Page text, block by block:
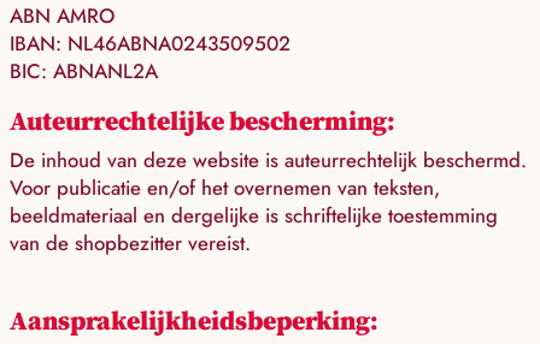
ABN AMRO
IBAN: NL46ABNA0243509502
BIC: ABNANL2A
Auteurrechtelijke bescherming:
De inhoud van deze website is auteurrechtelijk beschermd.
Voor publicatie en/of het overnemen van teksten,
beeldmateriaal en dergelijke is schriftelijke toestemming
van de shopbezitter vereist.
Aansprakelijkheidsbeperking: